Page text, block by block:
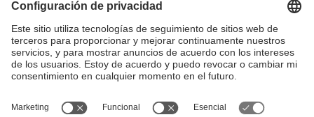
Editad en la página "Contacto personalizado", que
encontraréis en la raíz de español, vuestros datos
personalizados de contacto.
Formulario de contacto